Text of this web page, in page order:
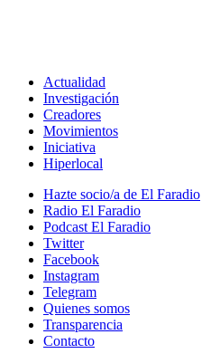
Actualidad
Investigación
Creadores
Movimientos
Iniciativa
Hiperlocal
Hazte socio/a de El Faradio
Radio El Faradio
Podcast El Faradio
Twitter
Facebook
Instagram
Telegram
Quienes somos
Transparencia
Contacto